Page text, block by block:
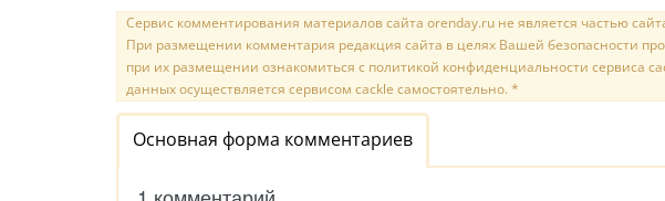
Сервис комментирования материалов сайта orenday.ru не является частью
При размещении комментария редакция сайта в целях Вашей безопасности
при их размещении ознакомиться с политикой конфиденциальности сервиса
данных осуществляется сервисом cackle самостоятельно. *
Основная форма комментариев